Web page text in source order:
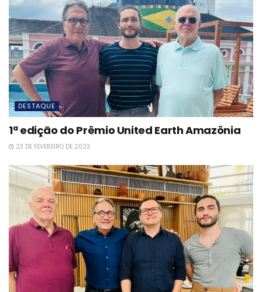
DESTAQUE
1ª edição do Prêmio United Earth Amazônia
23 DE FEVEREIRO DE 2023